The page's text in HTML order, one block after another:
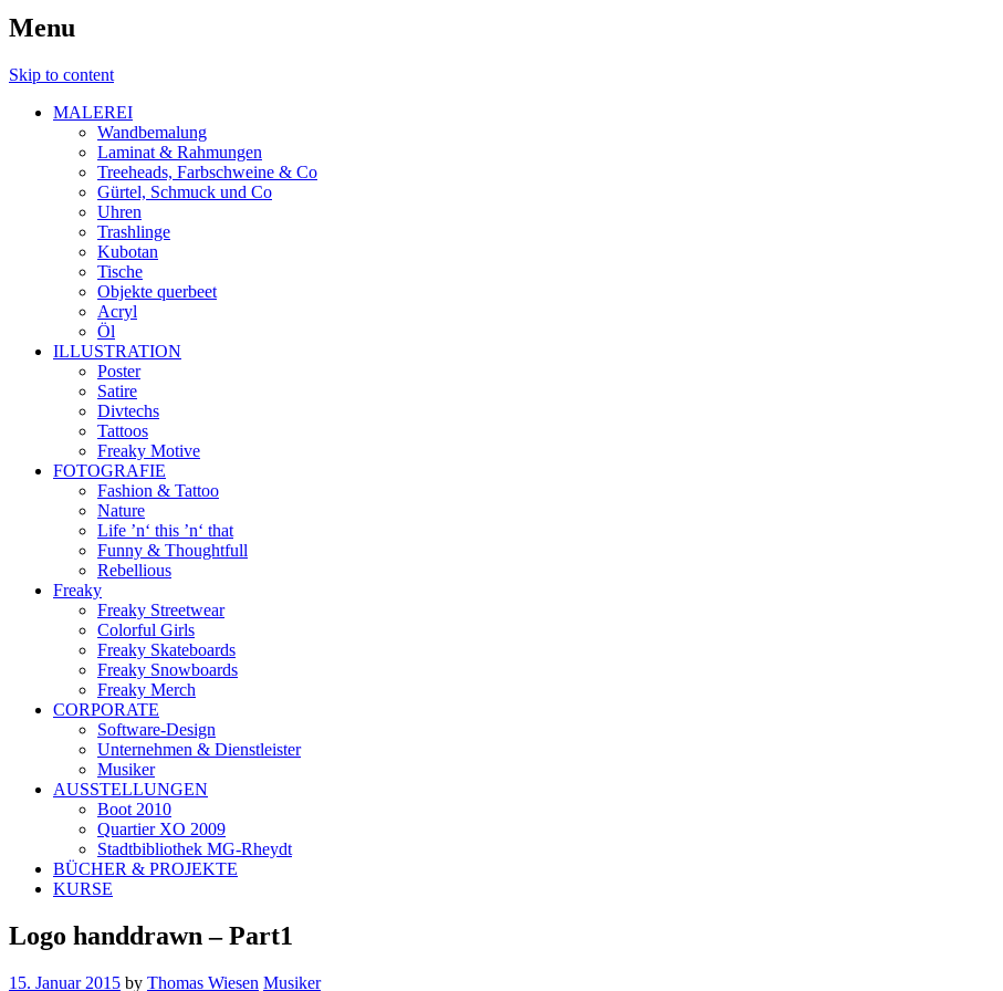
Menu
Skip to content
MALEREI
Wandbemalung
Laminat & Rahmungen
Treeheads, Farbschweine & Co
Gürtel, Schmuck und Co
Uhren
Trashlinge
Kubotan
Tische
Objekte querbeet
Acryl
Öl
ILLUSTRATION
Poster
Satire
Divtechs
Tattoos
Freaky Motive
FOTOGRAFIE
Fashion & Tattoo
Nature
Life ’n‘ this ’n‘ that
Funny & Thoughtfull
Rebellious
Freaky
Freaky Streetwear
Colorful Girls
Freaky Skateboards
Freaky Snowboards
Freaky Merch
CORPORATE
Software-Design
Unternehmen & Dienstleister
Musiker
AUSSTELLUNGEN
Boot 2010
Quartier XO 2009
Stadtbibliothek MG-Rheydt
BÜCHER & PROJEKTE
KURSE
Logo handdrawn – Part1
15. Januar 2015 by Thomas Wiesen Musiker